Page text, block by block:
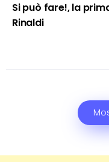
Si può fare!, la
Rinaldi